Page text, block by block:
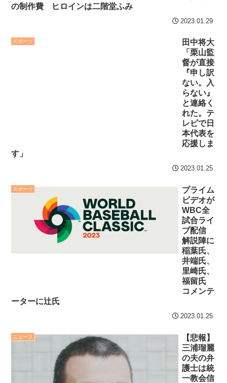
の制作費 ヒロインは二階堂ふみ
2023.01.29
スポーツ
田中将大
「栗山監
督が直接
『申し訳
ない。入
らない』
と連絡く
れた。テ
レビで日
本代表を
応援しま
す」
2023.01.25
スポーツ
プライム
ビデオが
WBC全
試合ライ
ブ配信
解説陣に
稲葉氏、
井端氏、
里崎氏、
福留氏
コメンテ
ーターに辻氏
2023.01.25
ニュース
【悲報】
三浦瑠麗
の夫の弁
護士は統
一教会信